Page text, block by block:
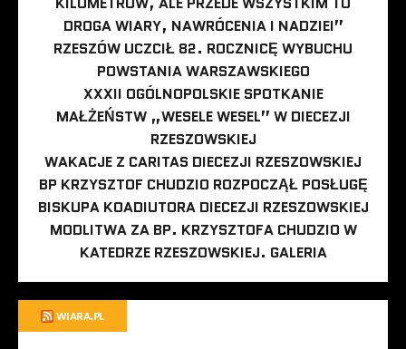
DROGA WIARY, NAWRÓCENIA I NADZIEI”
RZESZÓW UCZCIŁ 82. ROCZNICĘ WYBUCHU
POWSTANIA WARSZAWSKIEGO
XXXII OGÓLNOPOLSKIE SPOTKANIE
MAŁŻEŃSTW „WESELE WESEL” W DIECEZJI
RZESZOWSKIEJ
WAKACJE Z CARITAS DIECEZJI RZESZOWSKIEJ
BP KRZYSZTOF CHUDZIO ROZPOCZĄŁ POSŁUGĘ
BISKUPA KOADIUTORA DIECEZJI RZESZOWSKIEJ
MODLITWA ZA BP. KRZYSZTOFA CHUDZIO W
KATEDRZE RZESZOWSKIEJ. GALERIA
WIARA.PL